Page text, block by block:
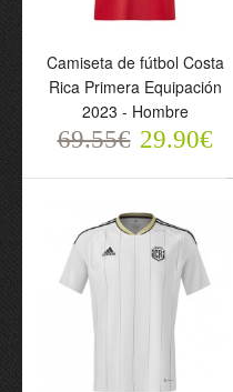
Camiseta de fútbol Costa
Rica Primera Equipación
2023 - Hombre
Camiseta de fútbol Costa
Rica Primera Equipación
2023 - Hombre
69.55€ 29.90€